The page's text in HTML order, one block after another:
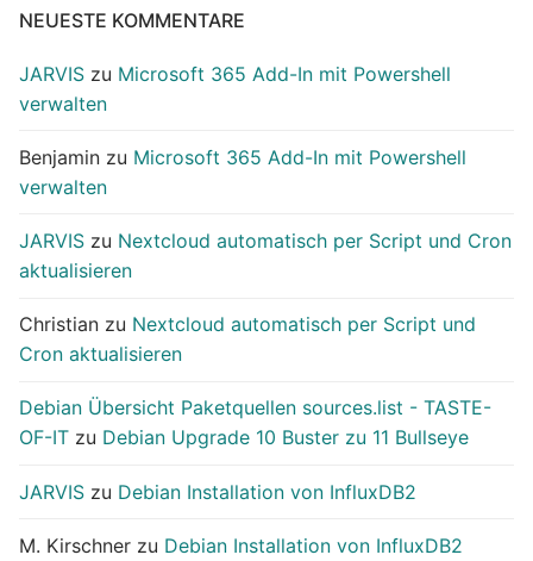
NEUESTE KOMMENTARE
JARVIS zu Microsoft 365 Add-In mit Powershell
verwalten
Benjamin zu Microsoft 365 Add-In mit Powershell
verwalten
JARVIS zu Nextcloud automatisch per Script und Cron
aktualisieren
Christian zu Nextcloud automatisch per Script und
Cron aktualisieren
Debian Übersicht Paketquellen sources.list - TASTE-
OF-IT zu Debian Upgrade 10 Buster zu 11 Bullseye
JARVIS zu Debian Installation von InfluxDB2
M. Kirschner zu Debian Installation von InfluxDB2